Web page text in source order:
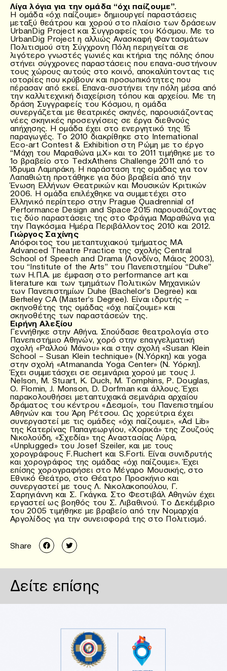
Λίγα λόγια για την ομάδα “όχι παίζουμε”.
Η ομάδα «όχι παίζουμε» δημιουργεί παραστάσεις
μεταξύ θεάτρου και χορού στο πλαίσιο των δράσεων
UrbanDig Project και Συγγραφείς του Κόσμου. Με το
UrbanDig Project η αλλιώς Ανασκαφή Φαντασμάτων
Πολιτισμού στη Σύγχρονη Πόλη περιηγείται σε
λιγότερο γνωστές γωνιές και κτήρια της πόλης όπου
στήνει σύγχρονες παραστάσεις που επανα-συστήνουν
τους χώρους αυτούς στο κοινό, αποκαλύπτοντας τις
ιστορίες που κρύβουν και προσωπικότητες που
πέρασαν από εκεί. Επανα-συστήνει την πόλη μέσα από
την καλλιτεχνική διαχείριση τόπου και αρχείου. Με τη
δράση Συγγραφείς του Κόσμου, η ομάδα
συνεργάζεται με θεατρικές σκηνές, παρουσιάζοντας
νέες σκηνικές προσεγγίσεις σε έργα διεθνούς
απήχησης. Η ομάδα έχει στο ενεργητικό της 15
παραγωγές. Το 2010 διακρίθηκε στο International
Eco-art Contest & Exhibition στη Ρώμη με το έργο
“Μάχη του Μαραθώνα μ.Χ» και το 2011 τιμήθηκε με το
1ο βραβείο στο TedxAthens Challenge 2011 από το
Ίδρυμα Λαμπράκη. Η παράσταση της ομάδας για τον
Λαπαθιώτη προτάθηκε για δύο βραβεία από την
Ένωση Ελλήνων Θεατρικών και Μουσικών Κριτικών
2006. Η ομάδα επιλέχθηκε να συμμετέχει στο
Ελληνικό περίπτερο στην Prague Quadrennial of
Performance Design and Space 2015 παρουσιάζοντας
τις δύο παραστάσεις της στο Φράγμα Μαραθώνα για
την Παγκόσμια Ημέρα Περιβάλλοντος 2010 και 2012.
Γιώργος Σαχίνης
Απόφοιτος του μεταπτυχιακού τμήματος ΜΑ
Advanced Theatre Practice της σχολής Central
School of Speech and Drama (Λονδίνο, Μάιος 2003),
του “Institute of the Arts” του Πανεπιστημίου “Duke”
των Η.Π.Α. με έμφαση στο performance art και
literature και των τμημάτων Πολιτικών Μηχανικών
των Πανεπιστημίων Duke (Bachelor’s Degree) και
Berkeley CA (Master’s Degree). Είναι ιδρυτής –
σκηνοθέτης της ομάδας «όχι παίζουμε» και
σκηνοθέτης των παραστάσεών της.
Ειρήνη Αλεξίου
Γεννήθηκε στην Αθήνα. Σπούδασε θεατρολογία στο
Πανεπιστήμιο Αθηνών, χορό στην επαγγελματική
σχολή «Ραλλού Μάνου» και στην σχολή «Susan Klein
School – Susan Klein technique» (Ν.Υόρκη) και yoga
στην σχολή «Atmananda Yoga Center» (Ν. Υόρκη).
Έχει συμμετάσχει σε σεμινάρια χορού με τους J.
Nelson, M. Stuart, K. Duck, M. Tompkins, P. Douglas,
O. Flomin, J. Monson, D. Dorfman και άλλους. Έχει
παρακολουθήσει μεταπτυχιακά σεμινάρια αρχαίου
δράματος του κέντρου «Δεσμoί», του Πανεπιστημίου
Αθηνών και του Άρη Ρέτσου. Ως χορεύτρια έχει
συνεργαστεί με τις ομάδες «όχι παίζουμε», «Ad Lib»
της Κατερίνας Παπαγεωργίου, «Χορικά» της Ζουζούς
Νικολούδη, «Σχεδία» της Αναστασίας Λύρα,
«Unplugged» του Josef Szeiler, και με τους
χορογράφους F.Ruchert και S.Forti. Είναι συνιδρυτής
και χορογράφος της ομάδας «όχι παίζουμε». Έχει
επίσης χορογραφήσει στο Μέγαρο Μουσικής, στο
Εθνικό Θεάτρο, στο Θέατρο Προσκήνιο και
συνεργαστεί με τους Λ. Νικολακοπούλου, Γ.
Σαρηγιάννη και Σ. Γκάγκα. Στο Φεστιβάλ Αθηνών έχει
εργαστεί ως βοηθός του Σ. Λιβαθινού. Το Δεκέμβριο
του 2005 τιμήθηκε με βραβείο από την Νομαρχία
Αργολίδος για την συνεισφορά της στο Πολιτισμό.
Share
Δείτε επίσης